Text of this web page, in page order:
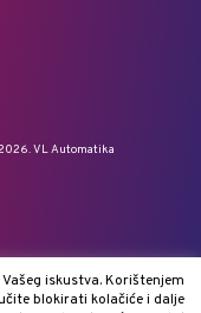
VL Automatika
iskustva. Korištenjem
blokirati kolačiće i dalje